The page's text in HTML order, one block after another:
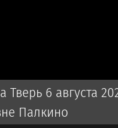
Тверь 6 августа
Палкино